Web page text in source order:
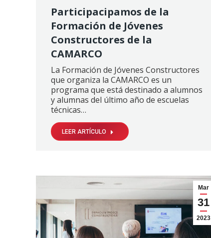
Participacipamos de la
Formación de Jóvenes
Constructores de la
CAMARCO
La Formación de Jóvenes Constructores
que organiza la CAMARCO es un
programa que está destinado a alumnos
y alumnas del último año de escuelas
técnicas…
LEER ARTÍCULO
Mar
31
2023